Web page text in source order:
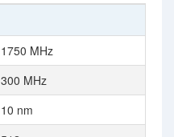
1750 MHz
300 MHz
10 nm